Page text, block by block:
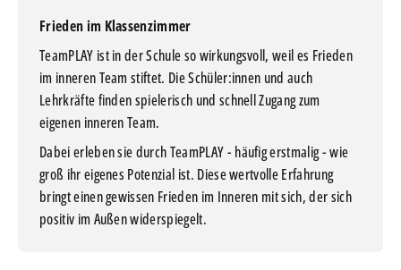
Frieden im Klassenzimmer
TeamPLAY ist in der Schule so wirkungsvoll, weil es Frieden
im inneren Team stiftet. Die Schüler:innen und auch
Lehrkräfte finden spielerisch und schnell Zugang zum
eigenen inneren Team.
Dabei erleben sie durch TeamPLAY - häufig erstmalig - wie
groß ihr eigenes Potenzial ist. Diese wertvolle Erfahrung
bringt einen gewissen Frieden im Inneren mit sich, der sich
positiv im Außen widerspiegelt.